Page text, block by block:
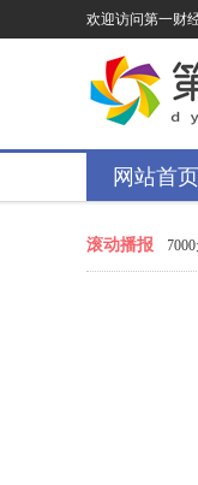
欢迎访问第一财
网站首页
滚动播报
球赢翻倍京豆